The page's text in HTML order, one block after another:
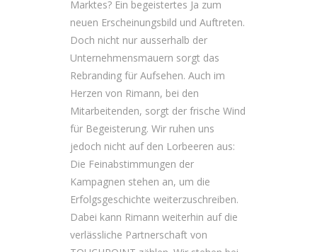
Marktes? Ein begeistertes Ja zum
neuen Erscheinungsbild und Auftreten.
Doch nicht nur ausserhalb der
Unternehmensmauern sorgt das
Rebranding für Aufsehen. Auch im
Herzen von Rimann, bei den
Mitarbeitenden, sorgt der frische Wind
für Begeisterung. Wir ruhen uns
jedoch nicht auf den Lorbeeren aus:
Die Feinabstimmungen der
Kampagnen stehen an, um die
Erfolgsgeschichte weiterzuschreiben.
Dabei kann Rimann weiterhin auf die
verlässliche Partnerschaft von